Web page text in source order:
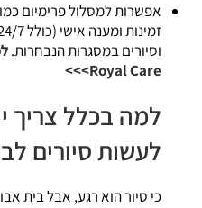
אפשרות למסלול פרימיום כמו
וסיורים במסגרות הנבחרות.
Royal Care>>>
למה בכלל צריך
לעשות סיורים
כי סיור הוא רגע, אבל בית